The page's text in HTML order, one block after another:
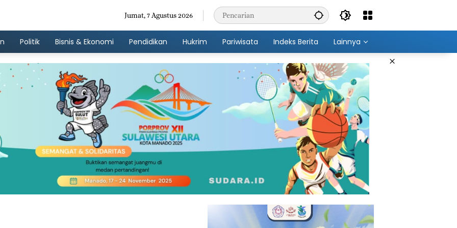
Jumat, 7 Agustus 2026
Politik Bisnis & Ekonomi Pendidikan Hukrim Pariwisata Indeks Berita Lainnya
×